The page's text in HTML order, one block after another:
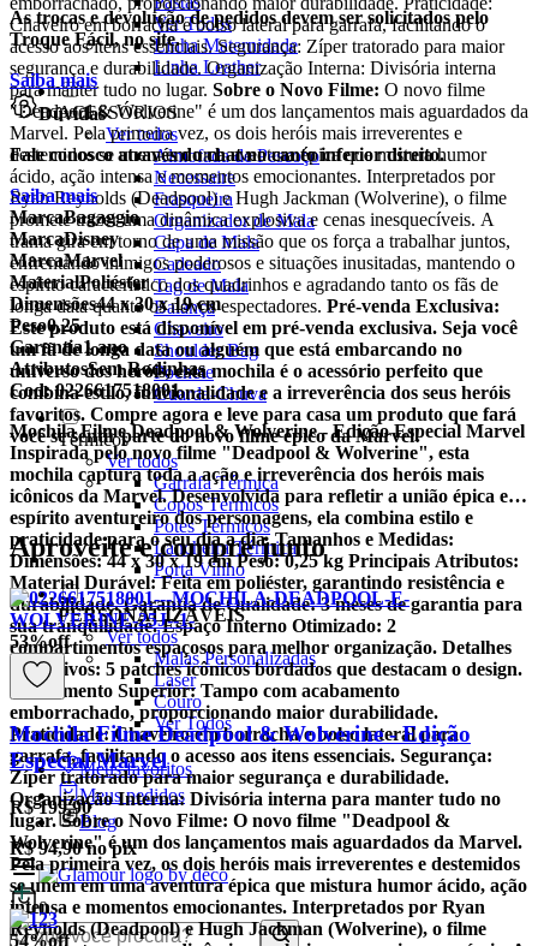
Ver Todos
Linha Maternidade
Linha Leather
ACESSÓRIOS
Ver todos
Almofada de Pescoço
Necessaire
Frasqueira
Organizador de Mala
Capa de Mala
Cadeado
Tag de Mala
Balança
Chaveiro
Shoulder Bag
Pochete
Guarda-Chuva
Térmicos
Ver todos
Garrafa Térmica
Copos Térmicos
Potes Térmicos
Lancheira Térmica
Porta Vinho
PERSONALIZÁVEIS
Ver todos
Malas Personalizadas
Laser
Couro
Ver Todos
Meus favoritos
Meus pedidos
Blog
0
Chaveiro em borracha e bolso lateral para garrafa, facilitando o
acesso aos itens essenciais. Segurança: Zíper tratorado para maior
segurança e durabilidade. Organização Interna: Divisória interna
para manter tudo no lugar. Sobre o Novo Filme:
"Deadpool & Wolverine" é um dos lançamentos mais aguardados da
Marvel. Pela primeira vez, os dois heróis mais irreverentes e
destemidos se unem em uma aventura épica que mistura humor
ácido, ação intensa e momentos emocionantes. Interpretados por
Ryan Reynolds (Deadpool) e Hugh Jackman (Wolverine), o filme
promete trazer uma dinâmica explosiva e cenas inesquecíveis. A
trama gira em torno de uma missão que os força a trabalhar juntos,
enfrentando inimigos poderosos e situações inusitadas, mantendo o
espírito característico dos quadrinhos e agradando tanto os fãs de
longa data quanto os novos espectadores. Pré-venda Exclusiva:
Este produto está disponível em pré-venda exclusiva. Seja você
um fã de longa data ou alguém que está embarcando no
universo dos heróis, esta mochila é o acessório perfeito que
combina estilo, funcionalidade e a irreverência dos seus heróis
favoritos. Compre agora e leve para casa um produto que fará
você se sentir parte do novo filme épico da Marvel!
As trocas e devolução de pedidos devem ser solicitados pelo
Troque Fácil, no site.
Saiba mais
Dúvidas
Fale conosco através do chat no canto inferior direito.
Saiba mais
MarcaBagaggio
MarcaDisney
MarcaMarvel
MaterialPoliéster
Dimensões44 x 30 x 19 cm
Peso0,25
Garantia1 ano
AtributosSem Rodinhas
Cod:0226617518001
Mochila Filme Deadpool & Wolverine - Edição Especial Marvel
Inspirada pelo novo filme "Deadpool & Wolverine", esta
mochila captura toda a ação e irreverência dos heróis mais
icônicos da Marvel. Desenvolvida para refletir a união épica e o
espírito aventureiro dos personagens, ela combina estilo e
praticidade para o seu dia a dia.Tamanhos e Medidas:
Dimensões: 44 x 30 x 19 cm Peso: 0,25 kg Principais Atributos:
Material Durável: Feita em poliéster, garantindo resistência e
durabilidade. Garantia de Qualidade: 3 meses de garantia para
sua tranquilidade. Espaço Interno Otimizado: 2
compartimentos espaçosos para melhor organização. Detalhes
Exclusivos: 5 patches icônicos bordados que destacam o design.
Acabamento Superior: Tampo com acabamento
emborrachado, proporcionando maior durabilidade.
Praticidade: Chaveiro em borracha e bolso lateral para
garrafa, facilitando o acesso aos itens essenciais. Segurança:
Zíper tratorado para maior segurança e durabilidade.
Organização Interna: Divisória interna para manter tudo no
lugar.Sobre o Novo Filme:
Wolverine" é um dos lançamentos mais aguardados da Marvel.
Pela primeira vez, os dois heróis mais irreverentes e destemidos
se unem em uma aventura épica que mistura humor ácido, ação
intensa e momentos emocionantes. Interpretados por Ryan
Reynolds (Deadpool) e Hugh Jackman (Wolverine), o filme
Aproveite e compre junto
53%off
Mochila Filme Deadpool & Wolverine - Edição
Especial Marvel
R$ 199,90
R$ 94,90 no pix
54%off